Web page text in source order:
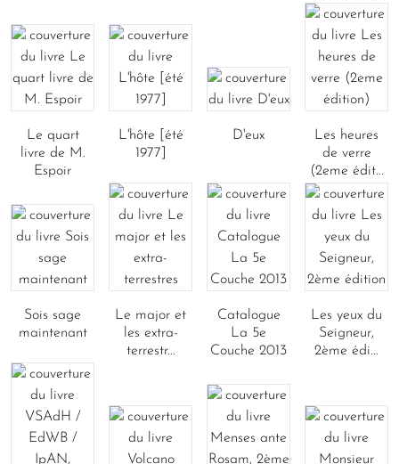
Le quart
livre de M.
Espoir
L'hôte [été
1977]
D'eux
Les heures
de verre
(2eme édit...
Sois sage
maintenant
Le major et
les extra-
terrestr...
Catalogue
La 5e
Couche 2013
Les yeux du
Seigneur,
2ème édi...